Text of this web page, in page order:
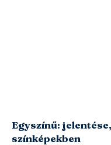
Egyszínű:
színképekben